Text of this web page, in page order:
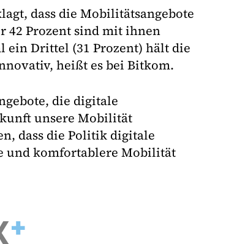
dass die Mobilitätsangebote
42 Prozent sind mit ihnen
Drittel (31 Prozent) hält die
heißt es bei Bitkom.
die digitale
unsere Mobilität
dass die Politik digitale
und komfortablere Mobilität